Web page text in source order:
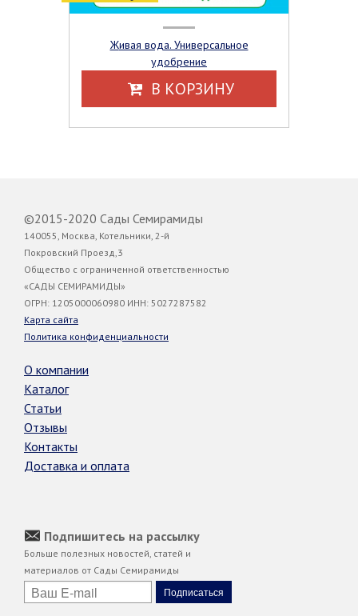
Живая вода. Универсальное
удобрение
В КОРЗИНУ
©2015-2020 Сады Семирамиды
140055, Москва, Котельники, 2-й
Покровский Проезд,3
Общество с ограниченной ответственностью
«САДЫ СЕМИРАМИДЫ»
ОГРН: 1205000060980 ИНН: 5027287582
Карта сайта
Политика конфиденциальности
О компании
Каталог
Статьи
Отзывы
Контакты
Доставка и оплата
Подпишитесь на рассылку
Больше полезных новостей, статей и
материалов от Сады Семирамиды